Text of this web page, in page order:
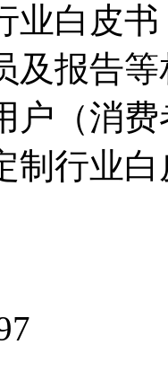
业白皮
及报告
户（消
制行业